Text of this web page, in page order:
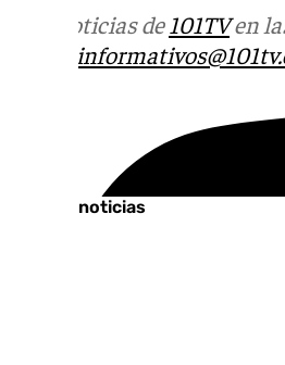
Más noticias de101TVen
Últimas noticias